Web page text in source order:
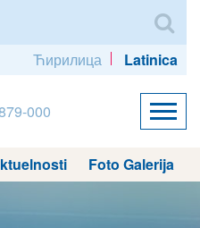
Ћирилица Latinica
000
Foto Galerija